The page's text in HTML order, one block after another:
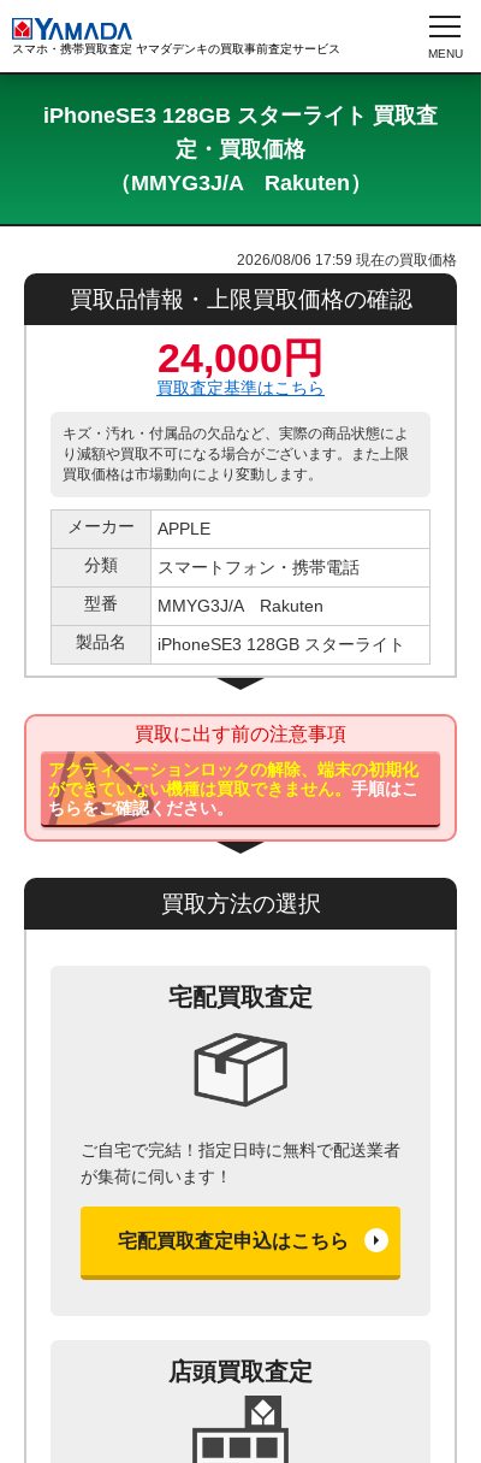
スマホ・携帯買取査定 ヤマダデンキの買取事前査定サービス
iPhoneSE3 128GB スターライト 買取査
定・買取価格
（MMYG3J/A Rakuten）
2026/08/06 17:59 現在の買取価格
買取品情報・上限買取価格の確認
24,000円
買取査定基準はこちら
キズ・汚れ・付属品の欠品など、実際の商品状態によ
り減額や買取不可になる場合がございます。また上限
買取価格は市場動向により変動します。
メーカー
APPLE
分類
スマートフォン・携帯電話
型番
MMYG3J/A Rakuten
製品名
iPhoneSE3 128GB スターライト
買取に出す前の注意事項
アクティベーションロックの解除、端末の初期化
ができていない機種は買取できません。手順はこ
ちらをご確認ください。
買取方法の選択
宅配買取査定
ご自宅で完結！指定日時に無料で配送業者
が集荷に伺います！
宅配買取査定申込はこちら
店頭買取査定